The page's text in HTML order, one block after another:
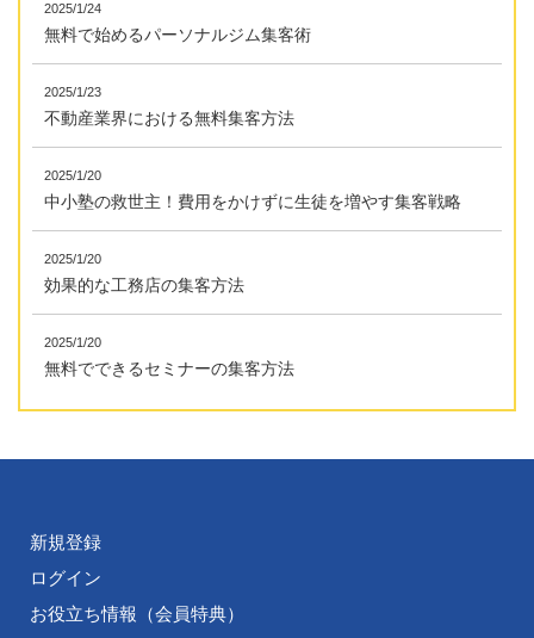
2025/1/24
無料で始めるパーソナルジム集客術
2025/1/23
不動産業界における無料集客方法
2025/1/20
中小塾の救世主！費用をかけずに生徒を増やす集客戦略
2025/1/20
効果的な工務店の集客方法
2025/1/20
無料でできるセミナーの集客方法
新規登録
ログイン
お役立ち情報（会員特典）